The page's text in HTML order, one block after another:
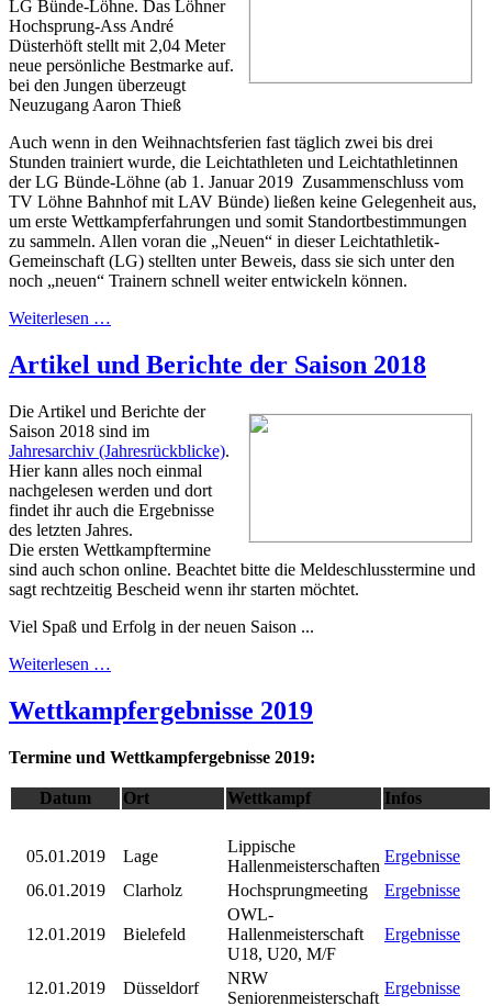
LG Bünde-Löhne. Das Löhner
Hochsprung-Ass André
Düsterhöft stellt mit 2,04 Meter
neue persönliche Bestmarke auf.
bei den Jungen überzeugt
Neuzugang Aaron Thieß
Auch wenn in den Weihnachtsferien fast täglich zwei bis drei
Stunden trainiert wurde, die Leichtathleten und Leichtathletinnen
der LG Bünde-Löhne (ab 1. Januar 2019 Zusammenschluss vom
TV Löhne Bahnhof mit LAV Bünde) ließen keine Gelegenheit aus,
um erste Wettkampferfahrungen und somit Standortbestimmungen
zu sammeln. Allen voran die „Neuen“ in dieser Leichtathletik-
Gemeinschaft (LG) stellten unter Beweis, dass sie sich unter den
noch „neuen“ Trainern schnell weiter entwickeln können.
Weiterlesen …
Artikel und Berichte der Saison 2018
Die Artikel und Berichte der
Saison 2018 sind im
Jahresarchiv (Jahresrückblicke).
Hier kann alles noch einmal
nachgelesen werden und dort
findet ihr auch die Ergebnisse
des letzten Jahres.
Die ersten Wettkampftermine
sind auch schon online. Beachtet bitte die Meldeschlusstermine und
sagt rechtzeitig Bescheid wenn ihr starten möchtet.
Viel Spaß und Erfolg in der neuen Saison ...
Weiterlesen …
Wettkampfergebnisse 2019
Termine und Wettkampfergebnisse 2019:
Datum Ort Wettkampf Infos
05.01.2019 Lage
Lippische
Hallenmeisterschaften
Ergebnisse
06.01.2019
Clarholz Hochsprungmeeting Ergebnisse
12.01.2019 Bielefeld
OWL-
Hallenmeisterschaft
U18, U20, M/F
Ergebnisse
12.01.2019 Düsseldorf
NRW
Seniorenmeisterschaft
Ergebnisse